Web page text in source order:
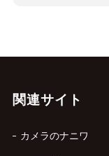
関連サイト
カメラのナニワ